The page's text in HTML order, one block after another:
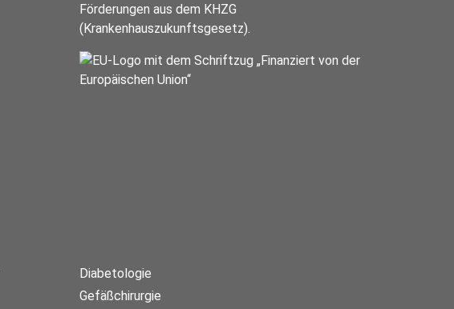
Förderungen aus dem KHZG
(Krankenhauszukunftsgesetz).
Diabetologie
Gefäßchirurgie